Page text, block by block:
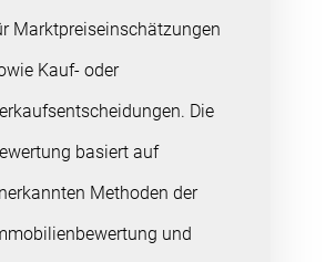
Marktpreiseinschätzungen
Kauf- oder
Die
basiert auf
Methoden der
und